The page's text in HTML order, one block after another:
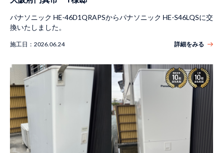
パナソニック HE-46D1QRAPSからパナソニック HE-S46LQSに交
換いたしました。
施工日： 2026.06.24 詳細をみる